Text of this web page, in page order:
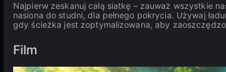
Najpierw zeskanuj całą siatkę – zauważ wszystkie
nasiona do studni, dla pełnego pokrycia. Używaj
gdy ścieżka jest zoptymalizowana, aby
Film